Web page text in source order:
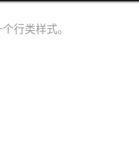
行类样式。